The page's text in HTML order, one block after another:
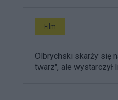
Film
Olbrychski skarży się
twarz", ale wystarczył